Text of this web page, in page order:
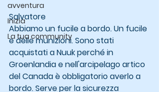
avventura
Inizia
La tua community
Salvatore
Abbiamo un fucile a bordo. Un fucile
e delle munizioni. Sono stati
acquistati a Nuuk perché in
Groenlandia e nell'arcipelago artico
del Canada è obbligatorio averlo a
bordo. Serve per la sicurezza